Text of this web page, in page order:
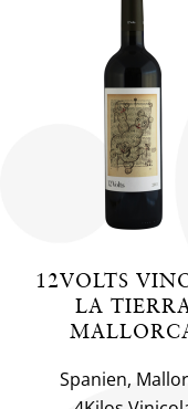
12VOLTS
LA
Spanien,
ÜBER UNS
KONTAKT